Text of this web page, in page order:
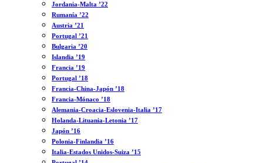
Jordania-Malta ’22
Rumanía ’22
Austria ’21
Portugal ’21
Bulgaria ’20
Islandia ’19
Francia ’19
Portugal ’18
Francia-China-Japón ’18
Francia-Mónaco ’18
Alemania-Croacia-Eslovenia-Italia ’17
Holanda-Lituania-Letonia ’17
Japón ’16
Polonia-Finlandia ’16
Italia-Estados Unidos-Suiza ’15